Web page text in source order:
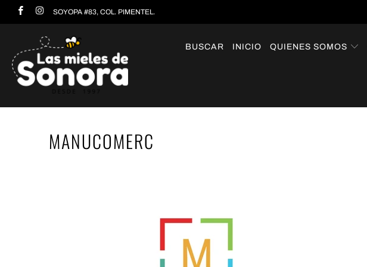
SOYOPA #83, COL. PIMENTEL.
BUSCAR INICIO QUIENES SOMOS
MANUCOMERC